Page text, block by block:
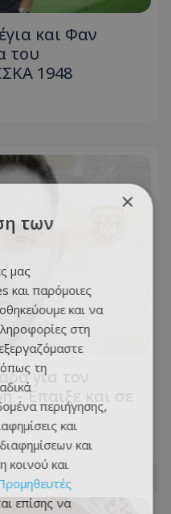
και Φαν
του
1948
για τον
- Έπαιξε και σε
×
των
μας
και παρόμοιες
και να
στη
τη
περιήγησης,
και
και
κοινού και
επίσης να